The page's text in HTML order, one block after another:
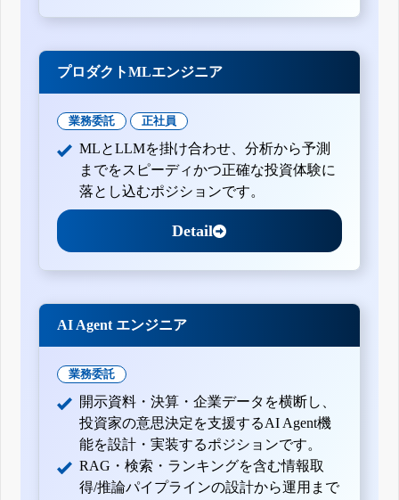
プロダクトMLエンジニア
業務委託 正社員
MLとLLMを掛け合わせ、分析から予測
までをスピーディかつ正確な投資体験に
落とし込むポジションです。
Detail
AI Agent エンジニア
業務委託
開示資料・決算・企業データを横断し、
投資家の意思決定を支援するAI Agent機
能を設計・実装するポジションです。
RAG・検索・ランキングを含む情報取
得/推論パイプラインの設計から運用まで